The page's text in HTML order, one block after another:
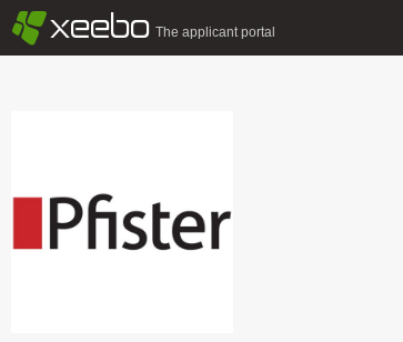
§xeebo The applicant portal